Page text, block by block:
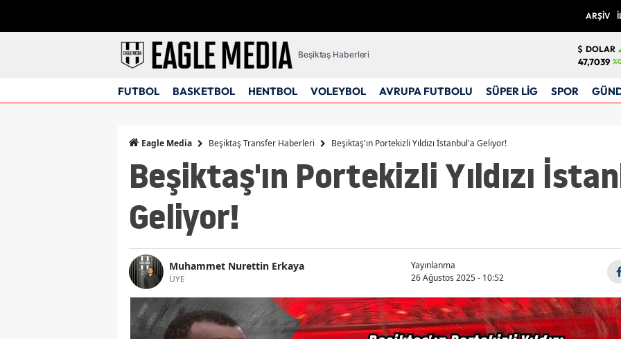
ARŞİV
Beşiktaş Haberleri
DOLAR
47,7039
FUTBOL BASKETBOL HENTBOL VOLEYBOL AVRUPA FUTBOLU SÜPER LİG SPOR
Eagle Media Beşiktaş Transfer Haberleri Beşiktaş'ın Portekizli Yıldızı İstanbul'a Geliyor!
Beşiktaş'ın Portekizli Yıldızı
Geliyor!
Muhammet Nurettin Erkaya
ÜYE
Yayınlanma
26 Ağustos 2025 - 10:52